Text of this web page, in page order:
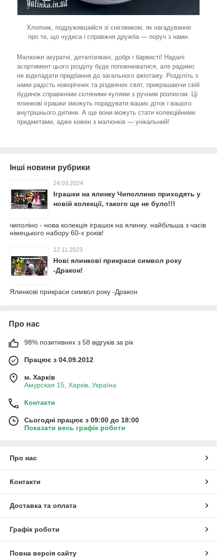
Хлопчик, подружившийся зі сніговиком, як нагадування
про те, що чудеса і справжня дружба — поруч з нами.
Малюнки акуратні, деталізовані, добрі і барвисті! Надалі
асортимент цього розділу буде поповнюватися, але радимо
не відкладати придбання до загального ажіотажу. Розділіть з
нами радість новорічних та різдвяних свят, прикрашаючи свій
будинок справжніми скляними кулями з ручним розписом. Ці
ялинкові іграшки зможуть порадувати ваших діток і вашого
внутрішнього дитини. А ще вони можуть стати колекційними
предметами, адже кожен з малюнків — унікальний!
Інші новини рубрики
24.03.2024
Іграшки на ялинку Чиполлино приходять у
новій колекції, такого ще не було!!!
чиполіно - нова колекція іграшок на ялинку. найбільша з часів
німецького набору 60-х років!
12.11.2023
Нові ялинкові прикраси символ року
-Дракон!
Ялинкові прикраси символ року -Дракон
Про нас
98% позитивних з 58 відгуків за рік
Працює з 04.09.2012
м. Харків
Амурская 15, Харків, Україна
Контакти
Сьогодні працює з 09:00 до 18:00
Показати весь графік роботи
Про нас
Контакти
Доставка та оплата
Графік роботи
Повна версія сайту